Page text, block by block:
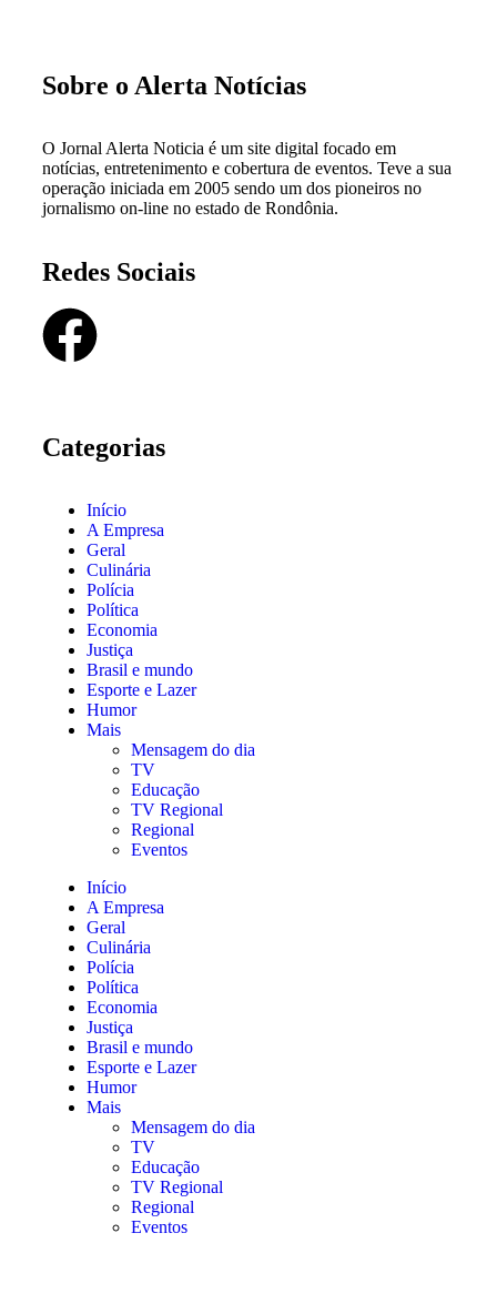
Sobre o Alerta Notícias
O Jornal Alerta Noticia é um site digital focado em
notícias, entretenimento e cobertura de eventos. Teve a sua
operação iniciada em 2005 sendo um dos pioneiros no
jornalismo on-line no estado de Rondônia.
Redes Sociais
Categorias
Início
A Empresa
Geral
Culinária
Polícia
Política
Economia
Justiça
Brasil e mundo
Esporte e Lazer
Humor
Mais
Mensagem do dia
TV
Educação
TV Regional
Regional
Eventos
Início
A Empresa
Geral
Culinária
Polícia
Política
Economia
Justiça
Brasil e mundo
Esporte e Lazer
Humor
Mais
Mensagem do dia
TV
Educação
TV Regional
Regional
Eventos